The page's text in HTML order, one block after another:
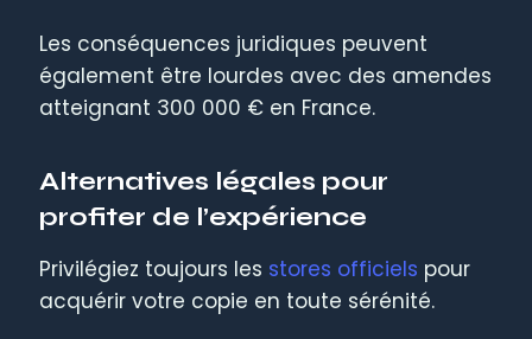
Les conséquences juridiques peuvent
également être lourdes avec des amendes
atteignant 300 000 € en France.
Alternatives légales pour
profiter de l’expérience
Privilégiez toujours les stores officiels pour
acquérir votre copie en toute sérénité.